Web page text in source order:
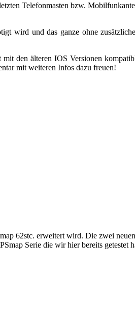
Telefonmasten bzw.
wird und das ganze ohne
den älteren IOS Versionen
mit weiteren Infos dazu freuen!
62stc. erweitert wird. Die zwei
Serie die wir hier bereits getestet